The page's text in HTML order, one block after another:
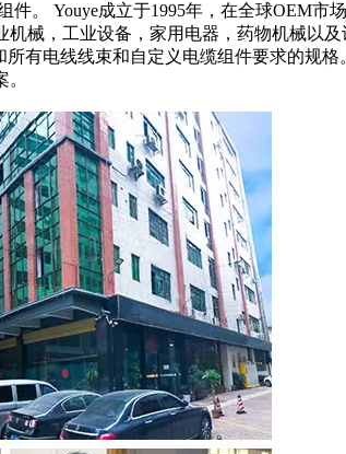
件。 Youye成立于1995年，在全球OEM市
械，工业设备，家用电器，药物机械以及
有电线线束和自定义电缆组件要求的规格